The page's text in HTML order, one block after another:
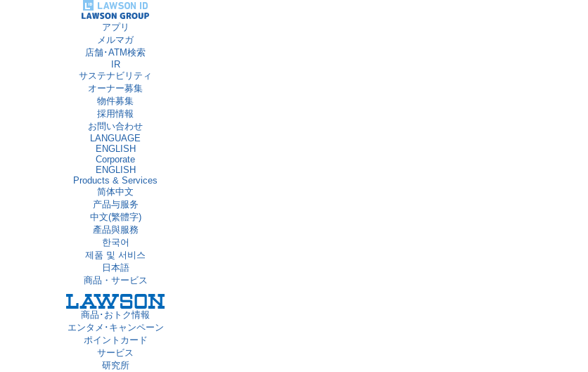
アプリ
メルマガ
店舗･ATM検索
IR
サステナビリティ
オーナー募集
物件募集
採用情報
お問い合わせ
LANGUAGE
ENGLISH
Corporate
ENGLISH
Products & Services
简体中文
产品与服务
中文(繁體字)
產品與服務
한국어
제품 및 서비스
日本語
商品・サービス
商品･おトク情報
エンタメ･キャンペーン
ポイントカード
サービス
研究所